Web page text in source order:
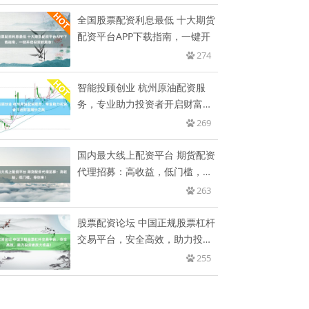
全国股票配资利息最低 十大期货
配资平台APP下载指南，一键开
274
智能投顾创业 杭州原油配资服
务，专业助力投资者开启财富增
269
国内最大线上配资平台 期货配资
代理招募：高收益，低门槛，等
263
股票配资论坛 中国正规股票杠杆
交易平台，安全高效，助力投资
255